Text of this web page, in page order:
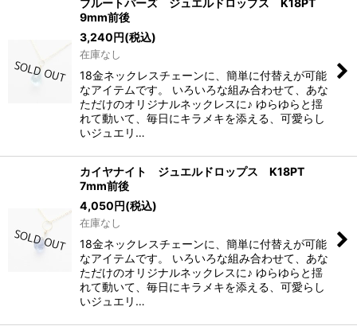
9mm前後
3,240円(税込)
在庫なし
18金ネックレスチェーンに、簡単に付替えが可能
なアイテムです。 いろいろな組み合わせて、あな
ただけのオリジナルネックレスに♪ ゆらゆらと揺
れて動いて、毎日にキラメキを添える、可愛らし
いジュエリ…
カイヤナイト ジュエルドロップス K18PT
7mm前後
4,050円(税込)
在庫なし
18金ネックレスチェーンに、簡単に付替えが可能
なアイテムです。 いろいろな組み合わせて、あな
ただけのオリジナルネックレスに♪ ゆらゆらと揺
れて動いて、毎日にキラメキを添える、可愛らし
いジュエリ…